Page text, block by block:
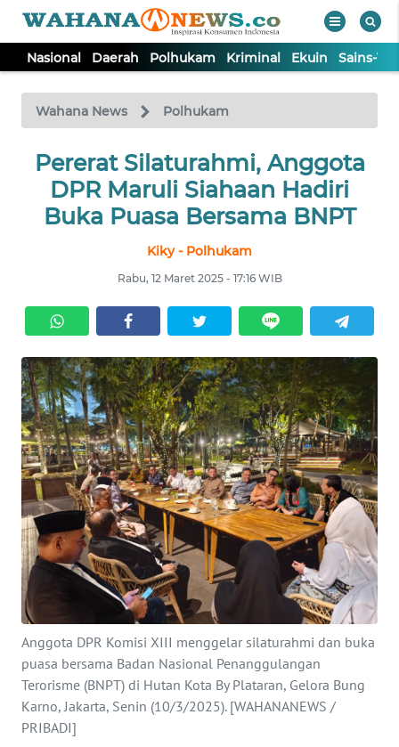
Nasional Daerah Polhukam Kriminal Ekuin Sains-
Wahana News Polhukam
Pererat Silaturahmi, Anggota
DPR Maruli Siahaan Hadiri
Buka Puasa Bersama BNPT
Kiky - Polhukam
Rabu, 12 Maret 2025 - 17:16 WIB
Anggota DPR Komisi XIII menggelar silaturahmi dan buka
puasa bersama Badan Nasional Penanggulangan
Terorisme (BNPT) di Hutan Kota By Plataran, Gelora Bung
Karno, Jakarta, Senin (10/3/2025). [WAHANANEWS /
PRIBADI]
TV
Tutup
NASIONAL
DAERAH
KRIMINAL
EKUIN
SAINS-TEKNO
KESEHATAN
INTERNASIONAL
SERBA-SERBI
PENDIDIKAN
OLAHRAGA
OPINI